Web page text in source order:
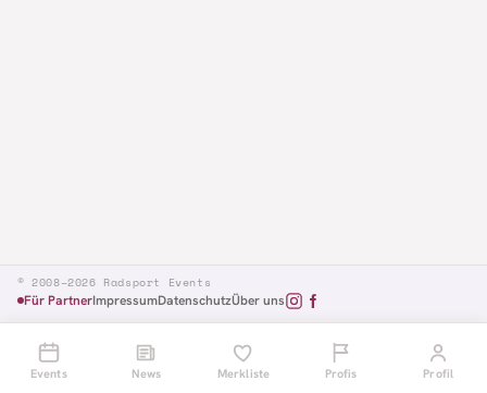
© 2008–2026 Radsport Events
Für PartnerImpressumDatenschutzÜber uns
Events News Merkliste Profis Profil